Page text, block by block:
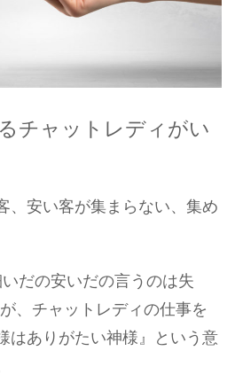
チャットレディがい
、安い客が集まらない、集め
だの安いだの言うのは失
、チャットレディの仕事を
はありがたい神様』という意